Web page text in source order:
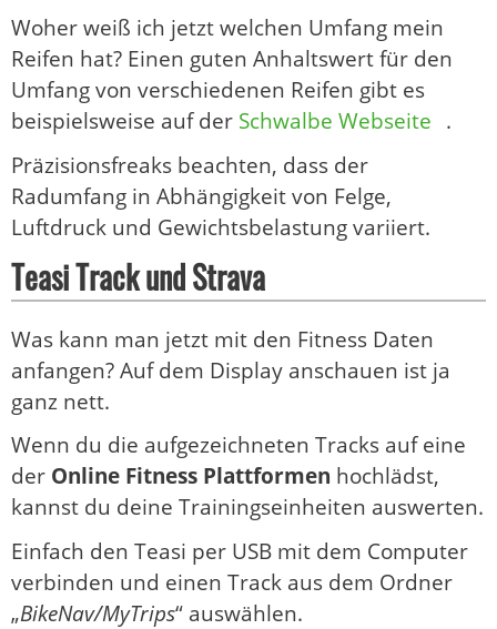
Woher weiß ich jetzt welchen Umfang mein
Reifen hat? Einen guten Anhaltswert für den
Umfang von verschiedenen Reifen gibt es
beispielsweise auf der Schwalbe Webseite .
Präzisionsfreaks beachten, dass der
Radumfang in Abhängigkeit von Felge,
Luftdruck und Gewichtsbelastung variiert.
Teasi Track und Strava
Was kann man jetzt mit den Fitness Daten
anfangen? Auf dem Display anschauen ist ja
ganz nett.
Wenn du die aufgezeichneten Tracks auf eine
der Online Fitness Plattformen hochlädst,
kannst du deine Trainingseinheiten auswerten.
Einfach den Teasi per USB mit dem Computer
verbinden und einen Track aus dem Ordner
„BikeNav/MyTrips“ auswählen.